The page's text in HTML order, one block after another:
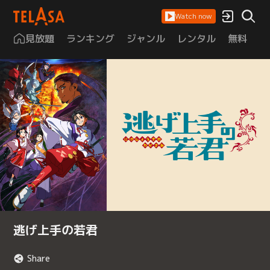
Watch now
見放題 ランキング ジャンル レンタル 無料
逃げ上手の若君
Share